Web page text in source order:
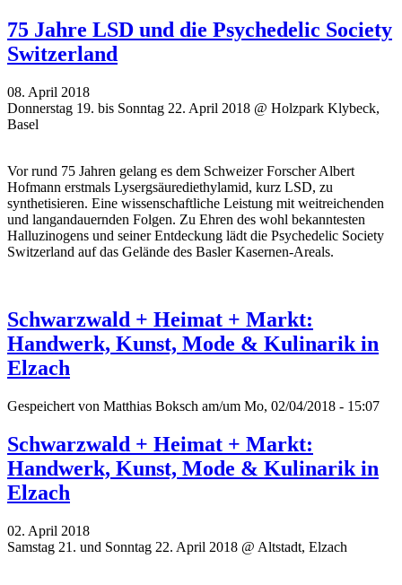
75 Jahre LSD und die Psychedelic Society
Switzerland
08. April 2018
Donnerstag 19. bis Sonntag 22. April 2018 @ Holzpark Klybeck,
Basel
Vor rund 75 Jahren gelang es dem Schweizer Forscher Albert
Hofmann erstmals Lysergsäurediethylamid, kurz LSD, zu
synthetisieren. Eine wissenschaftliche Leistung mit weitreichenden
und langandauernden Folgen. Zu Ehren des wohl bekanntesten
Halluzinogens und seiner Entdeckung lädt die Psychedelic Society
Switzerland auf das Gelände des Basler Kasernen-Areals.
Schwarzwald + Heimat + Markt:
Handwerk, Kunst, Mode & Kulinarik in
Elzach
Gespeichert von Matthias Boksch am/um Mo, 02/04/2018 - 15:07
Schwarzwald + Heimat + Markt:
Handwerk, Kunst, Mode & Kulinarik in
Elzach
02. April 2018
Samstag 21. und Sonntag 22. April 2018 @ Altstadt, Elzach